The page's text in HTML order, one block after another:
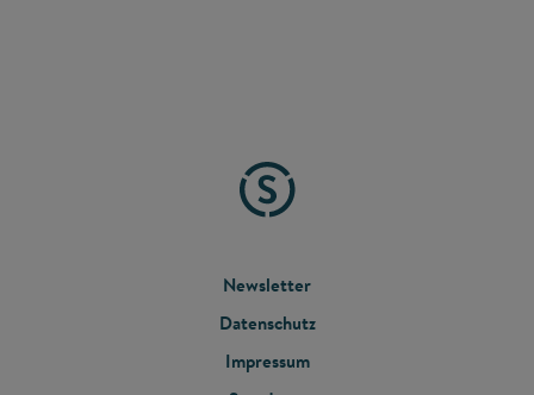
FOOTER
MENU
Newsletter
Datenschutz
Impressum